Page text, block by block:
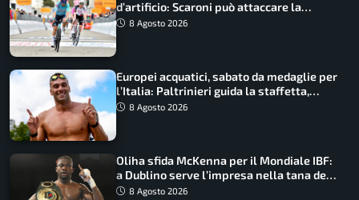
d’artificio: Scaroni può attaccare la
maglia di Lemmen
8 Agosto 2026
Europei acquatici, sabato da medaglie per
l’Italia: Paltrinieri guida la staffetta,
Barnabà sogna l’oro dalle grandi altezze
8 Agosto 2026
Oliha sfida McKenna per il Mondiale IBF:
a Dublino serve l’impresa nella tana del
lupo8 Agosto 2026